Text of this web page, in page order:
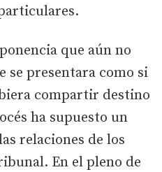
que aún no
se presentara como si
compartir destino
ha supuesto un
relaciones de los
En el pleno de